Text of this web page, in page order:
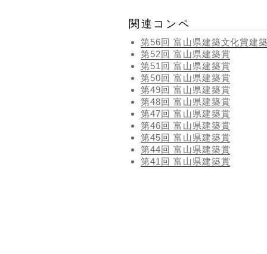
関連コンペ
第56回 富山県建築文化賞建
第52回 富山県建築賞
第51回 富山県建築賞
第50回 富山県建築賞
第49回 富山県建築賞
第48回 富山県建築賞
第47回 富山県建築賞
第46回 富山県建築賞
第45回 富山県建築賞
第44回 富山県建築賞
第41回 富山県建築賞